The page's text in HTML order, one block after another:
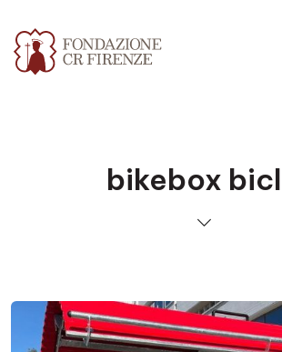
bikebox